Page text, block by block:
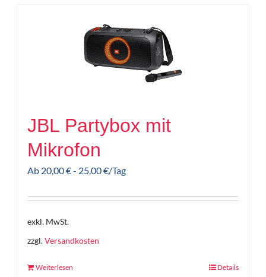
JBL Partybox mit
Mikrofon
Ab 20,00€- 25,00€/Tag
exkl. MwSt.
zzgl.Versandkosten
Weiterlesen Details